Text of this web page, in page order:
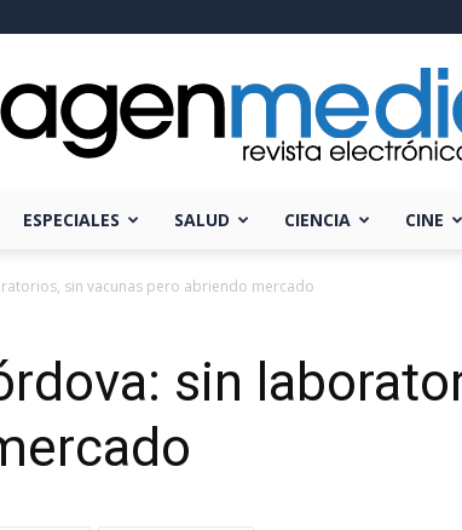
ESPECIALES SALUD CIENCIA CINE
sin vacunas pero abriendo mercado
sin